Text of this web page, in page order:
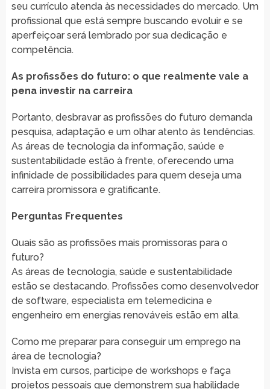
seu currículo atenda às necessidades do mercado. Um
profissional que está sempre buscando evoluir e se
aperfeiçoar será lembrado por sua dedicação e
competência.
As profissões do futuro: o que realmente vale a
pena investir na carreira
Portanto, desbravar as profissões do futuro demanda
pesquisa, adaptação e um olhar atento às tendências.
As áreas de tecnologia da informação, saúde e
sustentabilidade estão à frente, oferecendo uma
infinidade de possibilidades para quem deseja uma
carreira promissora e gratificante.
Perguntas Frequentes
Quais são as profissões mais promissoras para o
futuro?
As áreas de tecnologia, saúde e sustentabilidade
estão se destacando. Profissões como desenvolvedor
de software, especialista em telemedicina e
engenheiro em energias renováveis estão em alta.
Como me preparar para conseguir um emprego na
área de tecnologia?
Invista em cursos, participe de workshops e faça
projetos pessoais que demonstrem sua habilidade